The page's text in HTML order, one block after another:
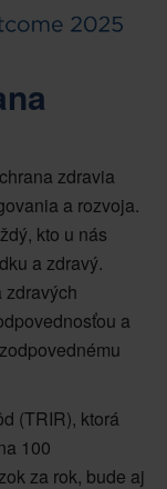
zdravia
a rozvoja.
kto u nás
a zdravý.
zdravých
a
(TRIR), ktorá
100
za rok, bude aj